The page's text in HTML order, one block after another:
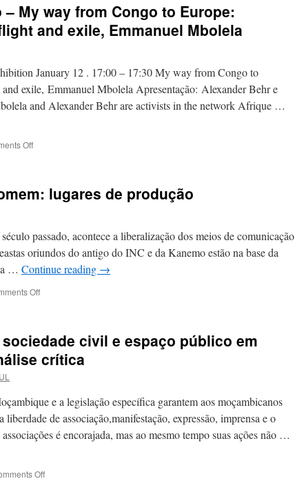
Local
Principles
in
as
Social
Intervention
My way from Congo to Europe:
and exile, Emmanuel Mbolela
January 12 . 17:00 – 17:30 My way from Congo to
exile, Emmanuel Mbolela Apresentação: Alexander Behr e
and Alexander Behr are activists in the network Afrique …
Offon
–
Congo
to
Europe:
resistance,
Emmanuel
Mbolela
lugares de produção
passado, acontece a liberalização dos meios de comunicação
oriundos do antigo do INC e da Kanemo estão na base da
a … Continue reading →
Offon
Outro
Homem:
lugares
civil e espaço público em
crítica
e a legislação específica garantem aos moçambicanos
liberdade de associação,manifestação, expressão, imprensa e o
é encorajada, mas ao mesmo tempo suas ações não …
Offon